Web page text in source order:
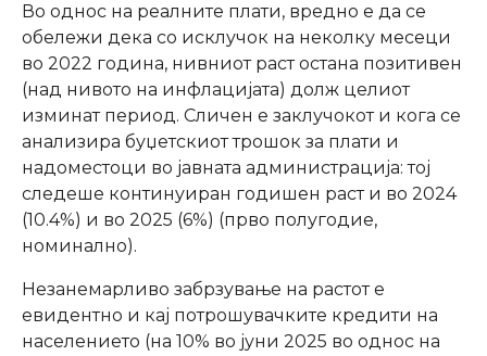
Во однос на реалните плати, вредно е да се
обележи дека со исклучок на неколку месеци
во 2022 година, нивниот раст остана позитивен
(над нивото на инфлацијата) долж целиот
изминат период. Сличен е заклучокот и кога се
анализира буџетскиот трошок за плати и
надоместоци во јавната администрација: тој
следеше континуиран годишен раст и во 2024
(10.4%) и во 2025 (6%) (прво полугодие,
номинално).
Незанемарливо забрзување на растот е
евидентно и кај потрошувачките кредити на
населението (на 10% во јуни 2025 во однос на